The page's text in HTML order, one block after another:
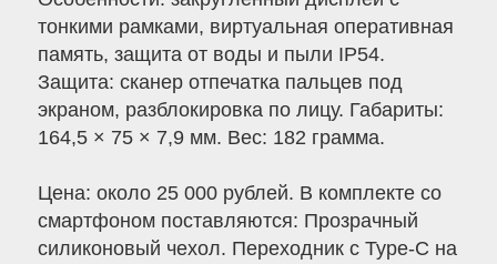
тонкими рамками, виртуальная оперативная
память, защита от воды и пыли IP54.
Защита: сканер отпечатка пальцев под
экраном, разблокировка по лицу. Габариты:
164,5 × 75 × 7,9 мм. Вес: 182 грамма.
Цена: около 25 000 рублей. В комплекте со
смартфоном поставляются: Прозрачный
силиконовый чехол. Переходник с Type-C на